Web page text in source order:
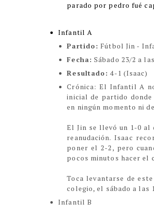
parado por pedro fué
Infantil A
Partido: Fútbol Jin -
Fecha: Sábado 23/2 a
Resultado: 4-1 (Isaac)
Crónica: El Infantil A
inicial de partido
en ningún momento ni
El Jin se llevó un 1-0 al
reanudación. Isaac
poner el 2-2, pero
pocos minutos hacer el
Toca levantarse de
colegio, el sábado a las
Infantil B